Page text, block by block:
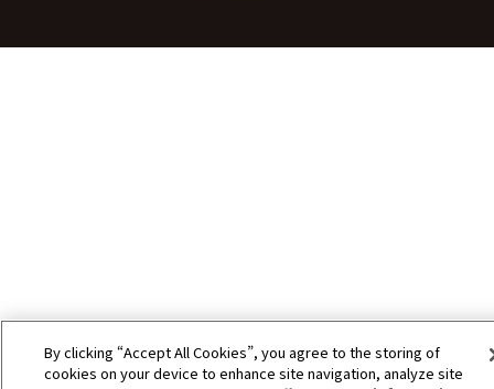
By clicking “Accept All Cookies”, you agree to the storing of
cookies on your device to enhance site navigation, analyze site